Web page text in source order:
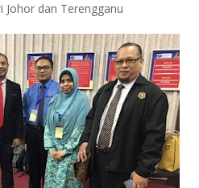
Johor dan Terengganu